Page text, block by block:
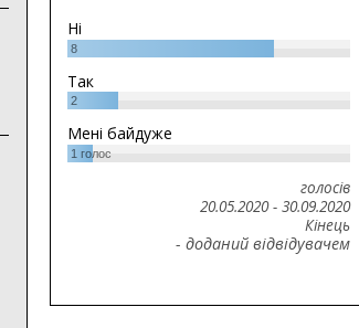
Ні
8
Так
2
Мені байдуже
1голос
голосів
20.05.2020- 30.09.2020
Кінець
- доданий відвідувачем